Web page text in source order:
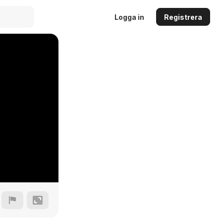
Logga in Registrera